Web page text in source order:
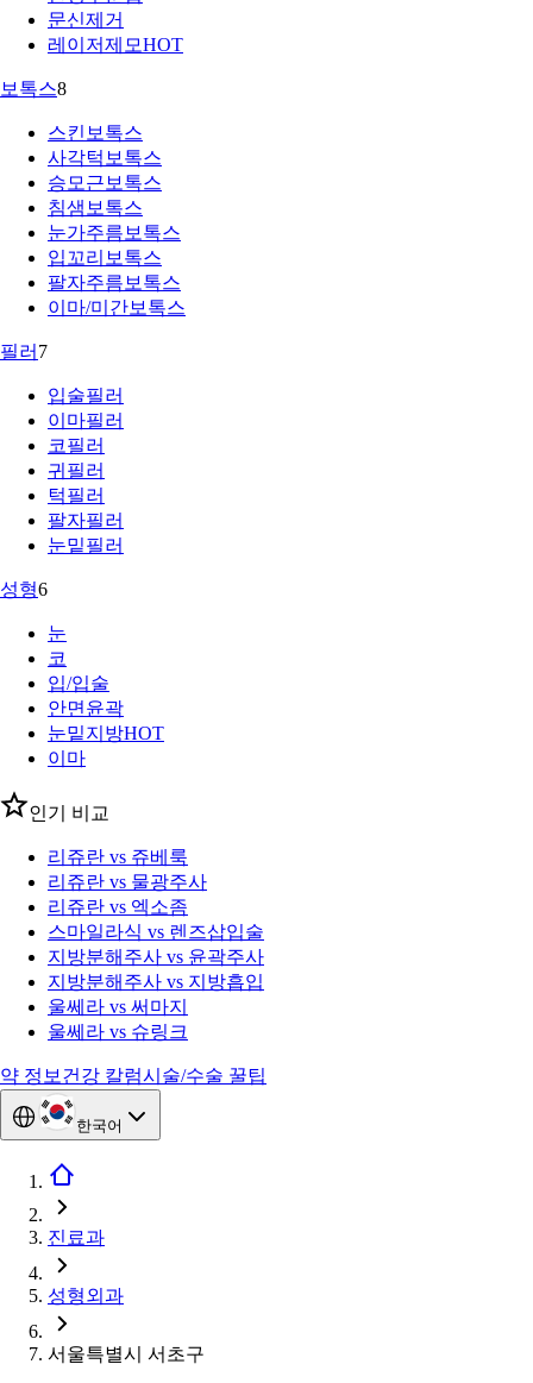
문신제거
레이저제모HOT
보톡스8
스킨보톡스
사각턱보톡스
승모근보톡스
침샘보톡스
눈가주름보톡스
입꼬리보톡스
팔자주름보톡스
이마/미간보톡스
필러 7
입술필러
이마필러
코필러
귀필러
턱필러
팔자필러
눈밑필러
성형6
눈
코
입/입술
안면윤곽
눈밑지방HOT
이마
인기 비교
리쥬란 vs 쥬베룩
리쥬란 vs 물광주사
리쥬란 vs 엑소좀
스마일라식 vs 렌즈삽입술
지방분해주사 vs 윤곽주사
지방분해주사 vs 지방흡입
울쎄라 vs 써마지
울쎄라 vs 슈링크
약 정보 건강 칼럼시술/수술 꿀팁
한국어
진료과
성형외과
서울특별시 서초구